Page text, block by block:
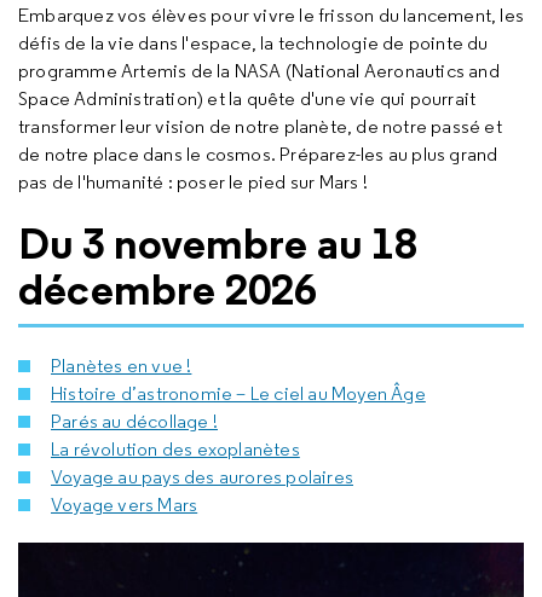
Embarquez vos élèves pour vivre le frisson du lancement, les
défis de la vie dans l'espace, la technologie de pointe du
programme Artemis de la NASA (National Aeronautics and
Space Administration) et la quête d'une vie qui pourrait
transformer leur vision de notre planète, de notre passé et
de notre place dans le cosmos. Préparez-les au plus grand
pas de l'humanité : poser le pied sur Mars !
Du 3 novembre au 18
décembre 2026
Planètes en vue !
Histoire d’astronomie – Le ciel au Moyen Âge
Parés au décollage !
La révolution des exoplanètes
Voyage au pays des aurores polaires
Voyage vers Mars